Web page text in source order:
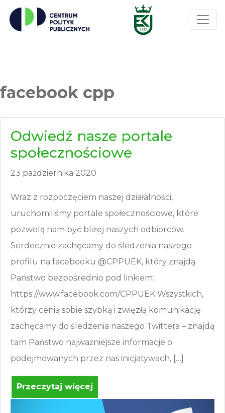
facebook cpp
Odwiedź nasze portale
społecznościowe
23 października 2020
Wraz z rozpoczęciem naszej działalności,
uruchomiliśmy portale społecznościowe, które
pozwolą nam być bliżej naszych odbiorców.
Serdecznie zachęcamy do śledzenia naszego
profilu na facebooku @CPPUEK, który znajdą
Państwo bezpośrednio pod linkiem:
https://www.facebook.com/CPPUEK Wszystkich,
którzy cenią sobie szybką i zwięzłą komunikację
zachęcamy do śledzenia naszego Twittera – znajdą
tam Państwo najważniejsze informacje o
podejmowanych przez nas inicjatywach, […]
Przeczytaj więcej